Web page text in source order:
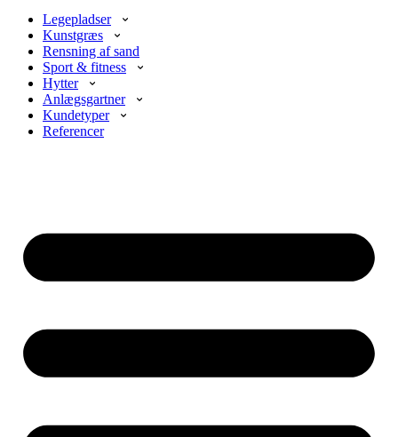
Legepladser
Kunstgræs
Rensning af sand
Sport & fitness
Hytter
Anlægsgartner
Kundetyper
Referencer